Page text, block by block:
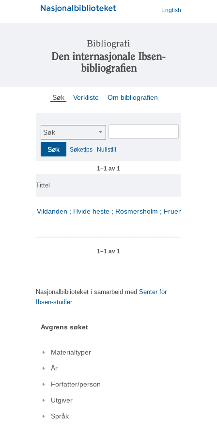
English
Bibliografi
Den internasjonale Ibsen-
bibliografien
Søk Verkliste Om bibliografien
Søk
Søk Søketips Nullstill
1–1 av 1
Tittel
Vildanden ; Hvide heste ; Rosmersholm ; Fruen fra havet
1–1 av 1
Nasjonalbiblioteket i samarbeid med Senter for
Ibsen-studier
Avgrens søket
Materialtyper
År
Forfatter/person
Utgiver
Språk